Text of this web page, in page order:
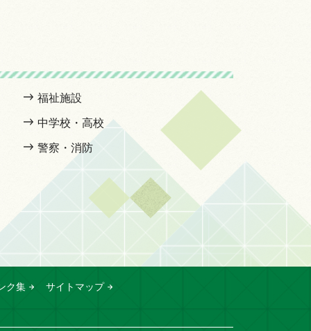
福祉施設
中学校・高校
警察・消防
ク集 サイトマップ